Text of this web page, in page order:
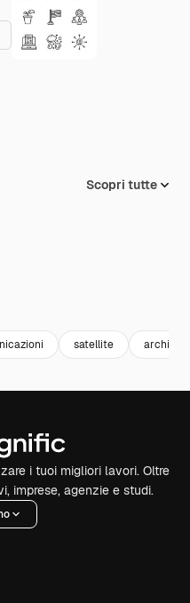
Scopri tutte
satellite
i tuoi migliori lavori. Oltre
imprese, agenzie e studi.